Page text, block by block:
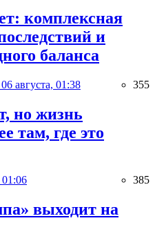
комплексная
и
баланса
06 августа, 01:38 355
но жизнь
там, где это
01:06 385
выходит на